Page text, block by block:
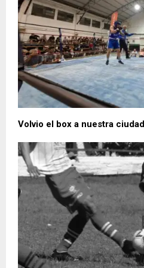
Volvio el box a nuestra ciudad